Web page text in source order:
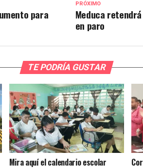
PRÓXIMO
Meduca
en paro
para
TE PODRÍA GUSTAR
Mira aquí el calendario escolar